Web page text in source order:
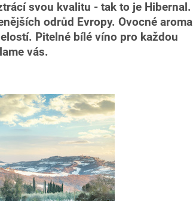
svou kvalitu - tak to je Hibernal.
odrůd Evropy. Ovocné aroma
Pitelné bílé víno pro každou
vás.